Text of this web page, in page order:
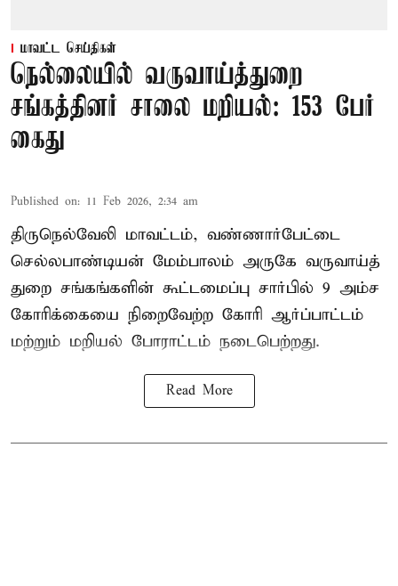
மாவட்ட செய்திகள்
நெல்லையில் வருவாய்த்துறை
சங்கத்தினர் சாலை மறியல்: 153 பேர்
கைது
Published on: 11 Feb 2026, 2:34 am
திருநெல்வேலி மாவட்டம், வண்ணார்பேட்டை
செல்லபாண்டியன் மேம்பாலம் அருகே வருவாய்த்
துறை சங்கங்களின் கூட்டமைப்பு சார்பில் 9 அம்ச
கோரிக்கையை நிறைவேற்ற கோரி ஆர்ப்பாட்டம்
மற்றும் மறியல் போராட்டம் நடைபெற்றது.
Read More